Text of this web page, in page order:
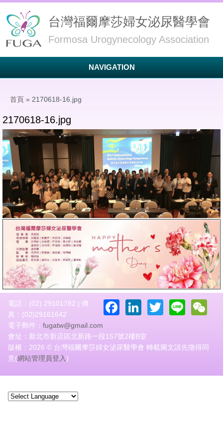
台灣福爾摩莎婦女泌尿醫學會
Formosa Urogynecology Association
NAVIGATION
首頁 » 2170618-16.jpg
2170618-16.jpg
Facebook
LinkedIn
Twitter
Line
電話：(02) 29101782 | 傳
真：(02)29161642
電子郵件： fugatw@gmail.com
會址：新北市新店區北新路一段157號2樓B室
版權：2026 © 台灣福爾摩莎婦女泌尿醫學會 轉載圖文請先徵得同
意(網站管理員登入)